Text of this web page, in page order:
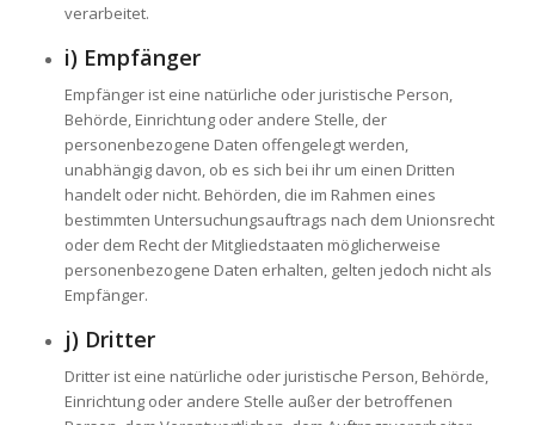
verarbeitet.
i) Empfänger
Empfänger ist eine natürliche oder juristische Person,
Behörde, Einrichtung oder andere Stelle, der
personenbezogene Daten offengelegt werden,
unabhängig davon, ob es sich bei ihr um einen Dritten
handelt oder nicht. Behörden, die im Rahmen eines
bestimmten Untersuchungsauftrags nach dem Unionsrecht
oder dem Recht der Mitgliedstaaten möglicherweise
personenbezogene Daten erhalten, gelten jedoch nicht als
Empfänger.
j) Dritter
Dritter ist eine natürliche oder juristische Person, Behörde,
Einrichtung oder andere Stelle außer der betroffenen